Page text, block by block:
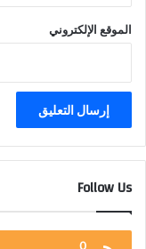
الموقع الإلكتروني
Follow Us
0